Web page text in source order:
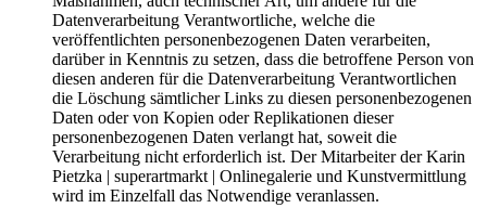
Datenverarbeitung Verantwortliche, welche die
veröffentlichten personenbezogenen Daten verarbeiten,
darüber in Kenntnis zu setzen, dass die betroffene Person von
diesen anderen für die Datenverarbeitung Verantwortlichen
die Löschung sämtlicher Links zu diesen personenbezogenen
Daten oder von Kopien oder Replikationen dieser
personenbezogenen Daten verlangt hat, soweit die
Verarbeitung nicht erforderlich ist. Der Mitarbeiter der Karin
Pietzka | superartmarkt | Onlinegalerie und Kunstvermittlung
wird im Einzelfall das Notwendige veranlassen.